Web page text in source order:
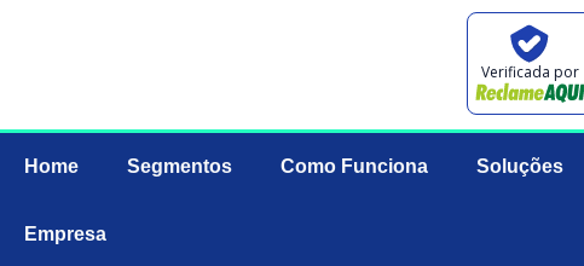
Verificada por
Home Segmentos Como Funciona Soluções
Empresa